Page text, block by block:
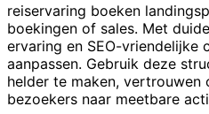
reiservaring boeken
boekingen of sales. Met
ervaring en SEO-vriendelijke
aanpassen. Gebruik deze
helder te maken, vertrouwen
bezoekers naar meetbare